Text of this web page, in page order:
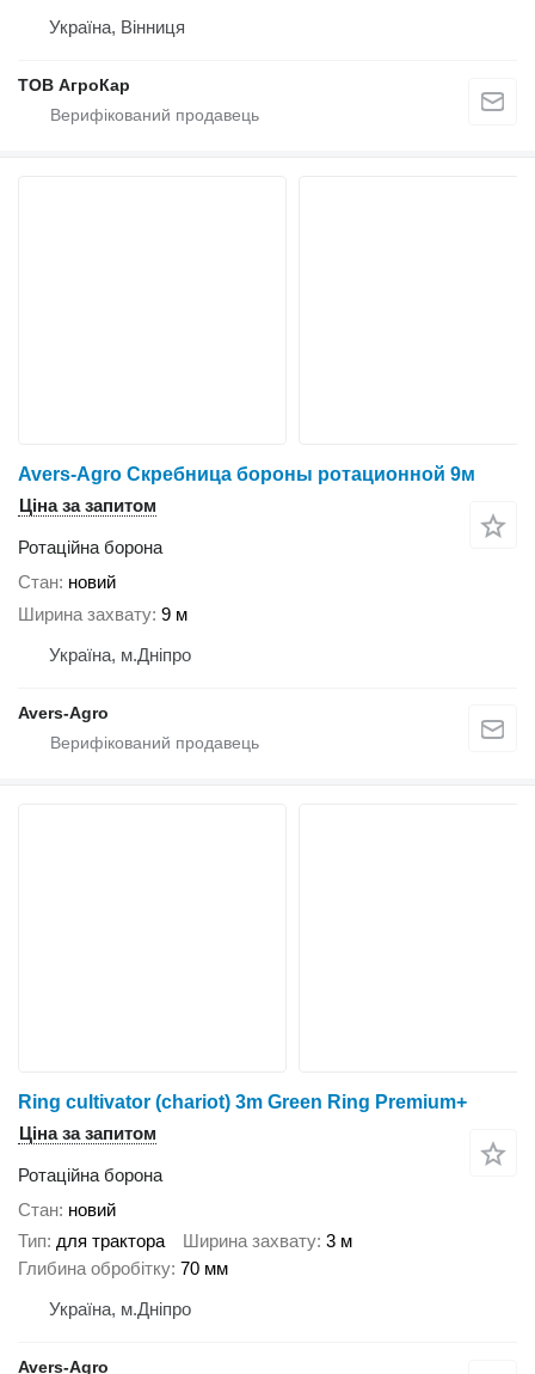
Україна, Вінниця
ТОВ АгроКар
Avers-Agro Скребница бороны ротационной 9м
Ціна за запитом
Ротаційна борона
Стан новий
Ширина захвату 9 м
Україна, м.Дніпро
Avers-Agro
Ring cultivator (chariot) 3m Green Ring Premium+
Ціна за запитом
Ротаційна борона
Стан новий
Тип для трактора Ширина захвату 3 м
Глибина обробітку 70 мм
Україна, м.Дніпро
Avers-Agro